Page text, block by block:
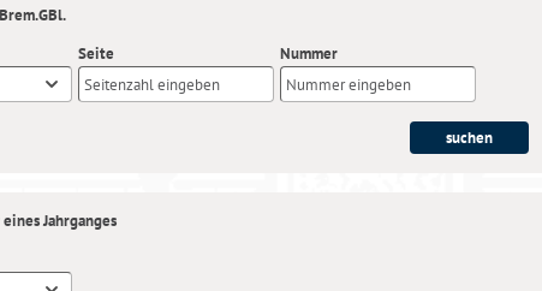
Seite Nummer
Jahrganges